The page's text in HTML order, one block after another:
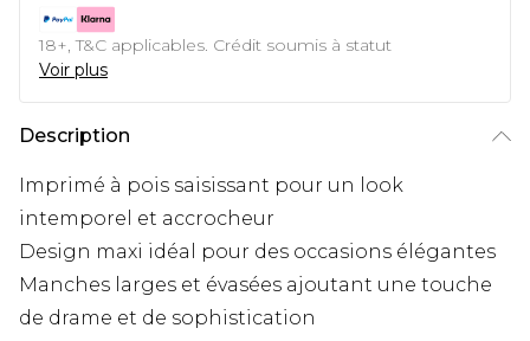
18+, T&C applicables. Crédit soumis à statut
Voir plus
Description
Imprimé à pois saisissant pour un look
intemporel et accrocheur
Design maxi idéal pour des occasions élégantes
Manches larges et évasées ajoutant une touche
de drame et de sophistication